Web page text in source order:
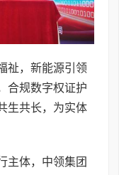
祉，新能源引领
合规数字权证护
生共长，为实体
主体，中领集团